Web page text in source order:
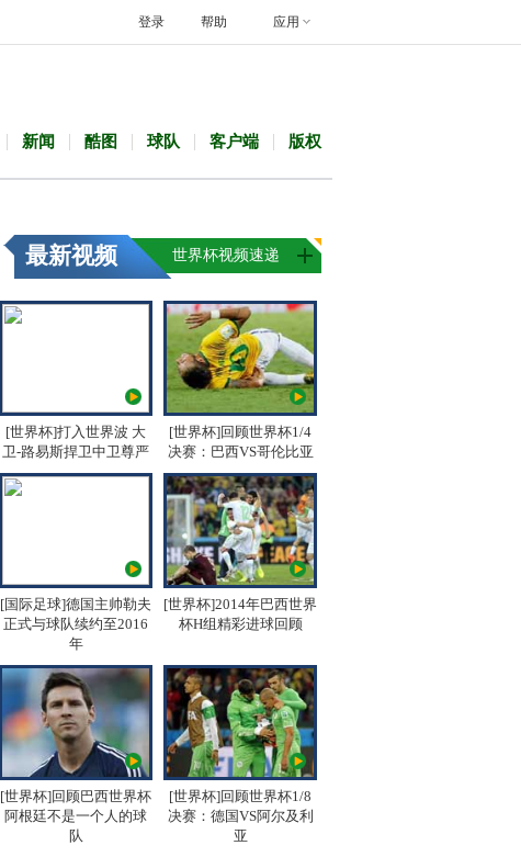
帮助 应用
登录
新闻 酷图 球队 客户端 版权
最新视频 世界杯视频速递
[世界杯]打入世界波 大
卫-路易斯捍卫中卫尊严
[世界杯]回顾世界杯1/4
决赛：巴西VS哥伦比亚
[国际足球]德国主帅勒夫
正式与球队续约至2016
年
[世界杯]2014年巴西世界
杯H组精彩进球回顾
[世界杯]回顾巴西世界杯
阿根廷不是一个人的球
队
[世界杯]回顾世界杯1/8
决赛：德国VS阿尔及利
亚